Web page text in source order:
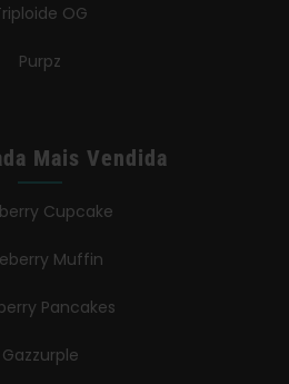
OG
Purpz
Mais Vendida
Cupcake
Muffin
Pancakes
Gazzurple